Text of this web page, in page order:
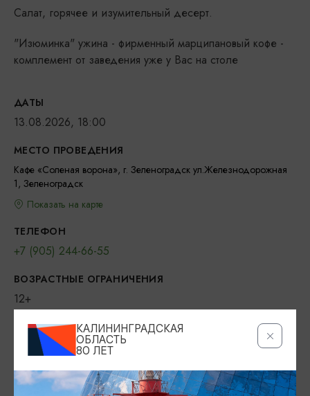
Салат, горячее и изумительный десерт.
"Изюминка" ужина - фирменный марципановый кофе -
комплемент от заведения уже у Вас на столе
ДАТЫ
13.08.2026, 18:00
МЕСТО ПРОВЕДЕНИЯ
Кафе «Соленая ворона», г. Зеленоградск ул.Железнодорожная
1, Зеленоградск
Показать на карте
ТЕЛЕФОН
+7 (905) 244-66-55
ВОЗРАСТНЫЕ ОГРАНИЧЕНИЯ
12+
БИЛЕТЫ
3000 рублей
ВКОНТАКТЕ
КАЛИНИНГРАДСКАЯ
ОБЛАСТЬ
80 ЛЕТ